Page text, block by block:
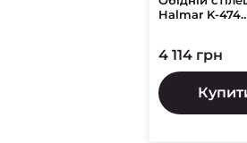
Halmar K-474
4 114 грн